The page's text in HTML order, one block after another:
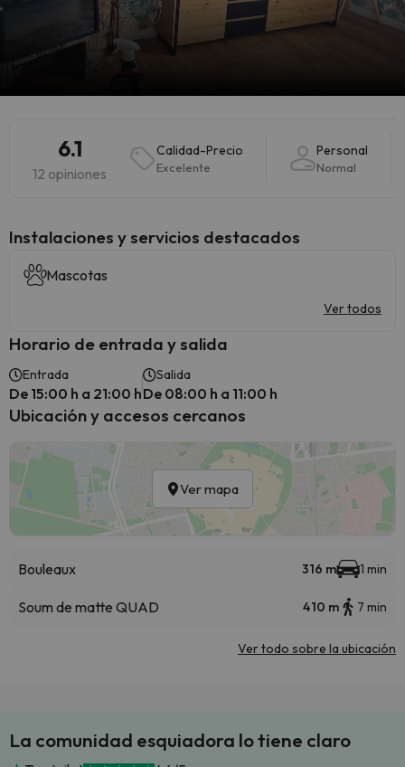
6.1
12 opiniones
Calidad-Precio
Excelente
Personal
Normal
Instalaciones y servicios destacados
Mascotas
Ver todos
Horario de entrada y salida
Entrada
De 15:00 h a 21:00 h
Salida
De 08:00 h a 11:00 h
Ubicación y accesos cercanos
Ver mapa
Bouleaux 316 m 1 min
Soum de matte QUAD 410 m 7 min
Ver todo sobre la ubicación
La comunidad esquiadora lo tiene claro